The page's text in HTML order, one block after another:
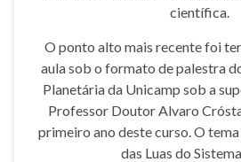
científica.
O ponto alto mais recente foi
aula sob o formato de palestra
Planetária da Unicamp sob a
Professor Doutor Alvaro
primeiro ano deste curso. O
das Luas do